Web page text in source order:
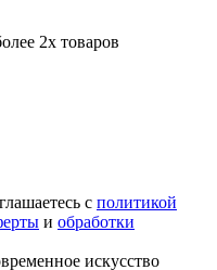
2х товаров
с политикой
и обработки
искусство